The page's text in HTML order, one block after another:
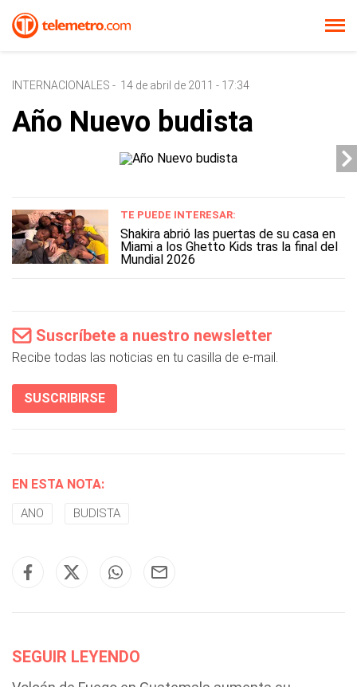
INTERNACIONALES - 14 de abril de 2011 - 17:34
Año Nuevo budista
TE PUEDE INTERESAR:
Shakira abrió las puertas de su casa en
Miami a los Ghetto Kids tras la final del
Mundial 2026
Suscríbete a nuestro newsletter
Recibe todas las noticias en tu casilla de e-mail.
SUSCRIBIRSE
EN ESTA NOTA:
ANO BUDISTA
SEGUIR LEYENDO